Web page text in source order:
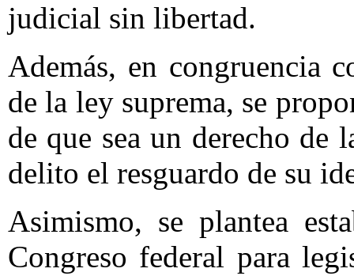
judicial sin libertad.
Además, en congruencia
de la ley suprema, se
de que sea un derecho
delito el resguardo de su
Asimismo, se plantea
Congreso federal para